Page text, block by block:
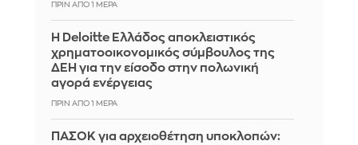
ΠΡΙΝ ΑΠΌ 1 ΜΈΡΑ
Η Deloitte Ελλάδος αποκλειστικός
χρηματοοικονομικός σύμβουλος της
ΔΕΗ για την είσοδο στην πολωνική
αγορά ενέργειας
ΠΡΙΝ ΑΠΌ 1 ΜΈΡΑ
ΠΑΣΟΚ για αρχειοθέτηση υποκλοπών: